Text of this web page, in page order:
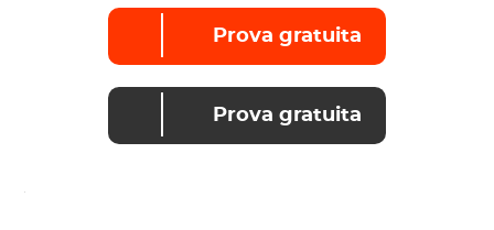
Prova gratuita
Prova gratuita